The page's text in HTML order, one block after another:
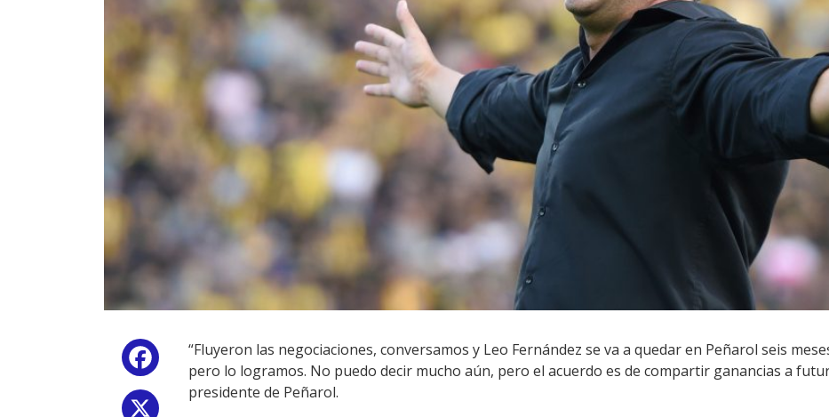
Facebook
“Fluyeron las negociaciones, conversamos y Leo Fernández se va a quedar en Peñarol seis
pero lo logramos. No puedo decir mucho aún, pero el acuerdo es de compartir ganancias a
presidente de Peñarol.